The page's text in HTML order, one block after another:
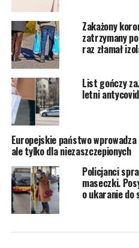
Zakażony
zatrzymany
raz złamał
List gończy
letni
Europejskie państwo
ale tylko dla niezaszczepionych
Policjanci
maseczki.
o ukaranie do